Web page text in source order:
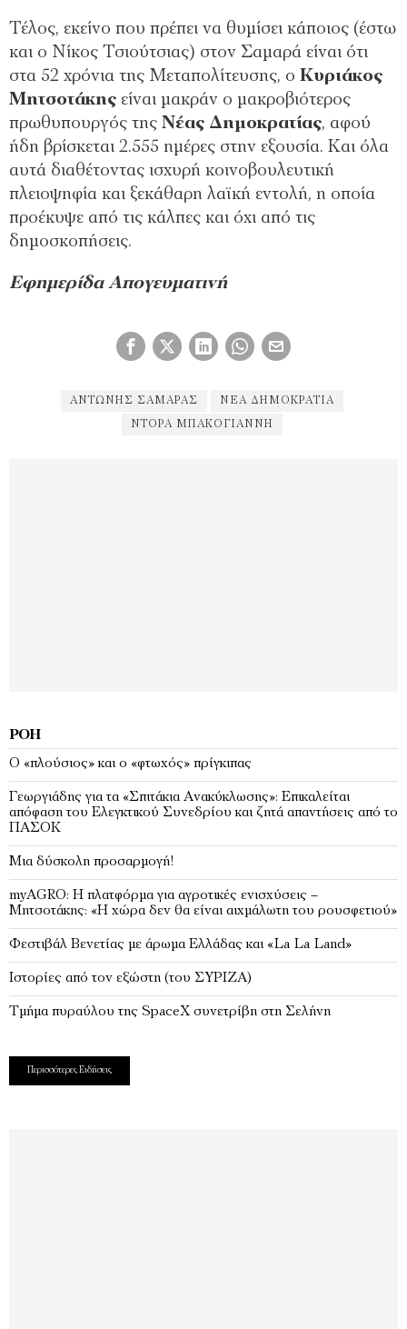
Τέλος, εκείνο που πρέπει να θυμίσει κάποιος (έστω
και ο Νίκος Τσιούτσιας) στον Σαμαρά είναι ότι
στα 52 χρόνια της Μεταπολίτευσης, ο Κυριάκος
Μητσοτάκης είναι μακράν ο μακροβιότερος
πρωθυπουργός της Νέας Δημοκρατίας, αφού
ήδη βρίσκεται 2.555 ημέρες στην εξουσία. Και όλα
αυτά διαθέτοντας ισχυρή κοινοβουλευτική
πλειοψηφία και ξεκάθαρη λαϊκή εντολή, η οποία
προέκυψε από τις κάλπες και όχι από τις
δημοσκοπήσεις.
Εφημερίδα Απογευματινή
ΑΝΤΩΝΗΣ ΣΑΜΑΡΆΣ ΝΈΑ ΔΗΜΟΚΡΑΤΊΑ
ΝΤΟΡΑ ΜΠΑΚΟΓΙΆΝΝΗ
ΡΟΉ
Ο «πλούσιος» και ο «φτωχός» πρίγκιπας
Γεωργιάδης για τα «Σπιτάκια Ανακύκλωσης»: Επικαλείται
απόφαση του Ελεγκτικού Συνεδρίου και ζητά απαντήσεις από το
ΠΑΣΟΚ
Μια δύσκολη προσαρμογή!
myAGRO: Η πλατφόρμα για αγροτικές ενισχύσεις –
Μητσοτάκης: «Η χώρα δεν θα είναι αιχμάλωτη του ρουσφετιού»
Φεστιβάλ Βενετίας με άρωμα Ελλάδας και «La La Land»
Ιστορίες από τον εξώστη (του ΣΥΡΙΖΑ)
Τμήμα πυραύλου της SpaceX συνετρίβη στη Σελήνη
Περισσότερες Ειδήσεις